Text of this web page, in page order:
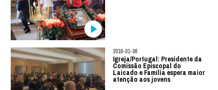
2018-01-06
Igreja/Portugal: Presidente da
Comissão Episcopal do
Laicado e Família espera maior
atenção aos jovens